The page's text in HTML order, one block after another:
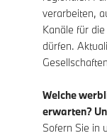
verarbeiten,
Kanäle für
dürfen.
Welche
erwarten?
Sofern Sie in